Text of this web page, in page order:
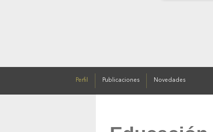
Perfil Publicaciones Novedades